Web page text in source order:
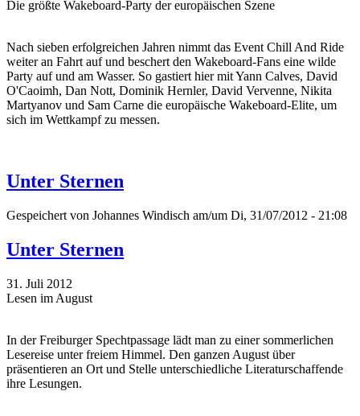
Die größte Wakeboard-Party der europäischen Szene
Nach sieben erfolgreichen Jahren nimmt das Event Chill And Ride
weiter an Fahrt auf und beschert den Wakeboard-Fans eine wilde
Party auf und am Wasser. So gastiert hier mit Yann Calves, David
O'Caoimh, Dan Nott, Dominik Hernler, David Vervenne, Nikita
Martyanov und Sam Carne die europäische Wakeboard-Elite, um
sich im Wettkampf zu messen.
Unter Sternen
Gespeichert von Johannes Windisch am/um Di, 31/07/2012 - 21:08
Unter Sternen
31. Juli 2012
Lesen im August
In der Freiburger Spechtpassage lädt man zu einer sommerlichen
Lesereise unter freiem Himmel. Den ganzen August über
präsentieren an Ort und Stelle unterschiedliche Literaturschaffende
ihre Lesungen.